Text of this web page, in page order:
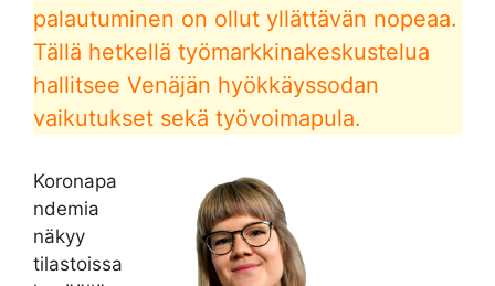
palautuminen on ollut yllättävän nopeaa.
Tällä hetkellä työmarkkinakeskustelua
hallitsee Venäjän hyökkäyssodan
vaikutukset sekä työvoimapula.
Koronapa
ndemia
näkyy
tilastoissa